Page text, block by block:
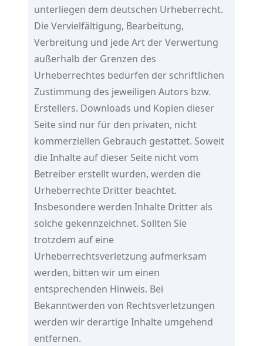
unterliegen dem deutschen Urheberrecht.
Die Vervielfältigung, Bearbeitung,
Verbreitung und jede Art der Verwertung
außerhalb der Grenzen des
Urheberrechtes bedürfen der schriftlichen
Zustimmung des jeweiligen Autors bzw.
Erstellers. Downloads und Kopien dieser
Seite sind nur für den privaten, nicht
kommerziellen Gebrauch gestattet. Soweit
die Inhalte auf dieser Seite nicht vom
Betreiber erstellt wurden, werden die
Urheberrechte Dritter beachtet.
Insbesondere werden Inhalte Dritter als
solche gekennzeichnet. Sollten Sie
trotzdem auf eine
Urheberrechtsverletzung aufmerksam
werden, bitten wir um einen
entsprechenden Hinweis. Bei
Bekanntwerden von Rechtsverletzungen
werden wir derartige Inhalte umgehend
entfernen.